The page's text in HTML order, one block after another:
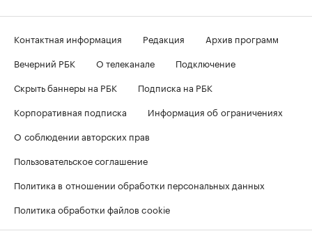
Контактная информация Редакция
Архив программ
Вечерний РБК
О телеканале
Подключение
Скрыть баннеры на РБК
Подписка на РБК
Корпоративная подписка
Информация об ограничениях
О соблюдении авторских прав
Пользовательское соглашение
Политика в отношении обработки персональных данных
Политика обработки файлов cookie